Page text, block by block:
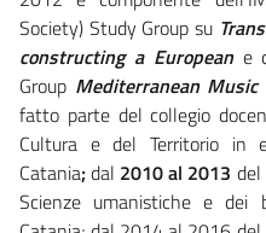
Society) Study Group su T
constructing a European e
Group Mediterranean Music
fatto parte del collegio
Cultura e del Territorio in
Catania;dal 2010 al 2013
Scienze umanistiche e dei